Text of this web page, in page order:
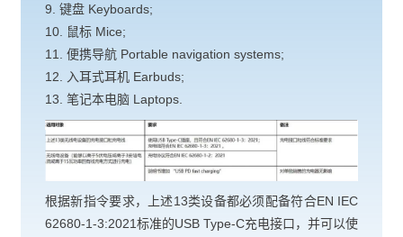
9. 键盘 Keyboards;
10. 鼠标 Mice;
11. 便携导航 Portable navigation systems;
12. 入耳式耳机 Earbuds;
13. 笔记本电脑 Laptops.
根据新指令要求，上述13类设备都必须配备符合EN IEC
62680-1-3:2021标准的USB Type-C充电接口，并可以使